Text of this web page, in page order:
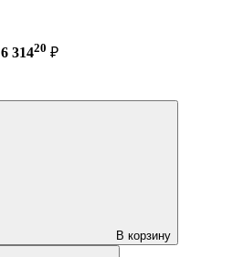
6 31420 ₽
В корзину